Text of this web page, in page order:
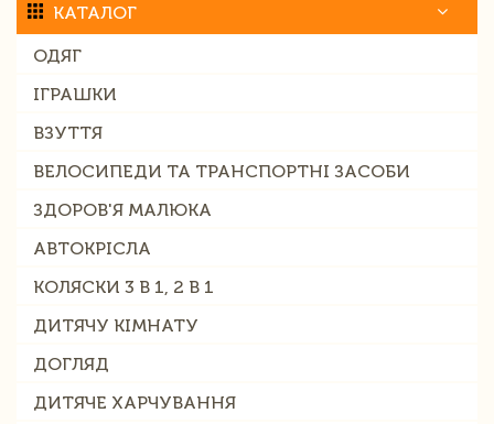
КАТАЛОГ
ОДЯГ
ІГРАШКИ
ВЗУТТЯ
ВЕЛОСИПЕДИ ТА ТРАНСПОРТНІ ЗАСОБИ
ЗДОРОВ'Я МАЛЮКА
АВТОКРІСЛА
КОЛЯСКИ 3 В 1, 2 В 1
ДИТЯЧУ КІМНАТУ
ДОГЛЯД
ДИТЯЧЕ ХАРЧУВАННЯ